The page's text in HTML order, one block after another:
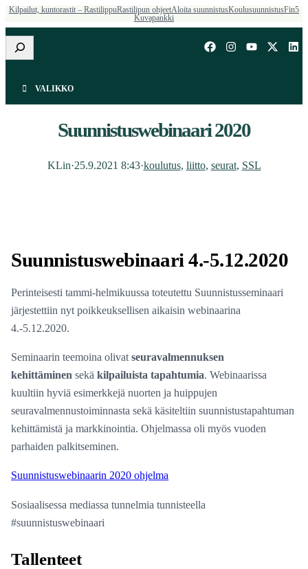
Kilpailut, kuntorastit – RastilippuRastilipun ohjeetAloita suunnistusKoulusuunnistusFin5
Kuvapankki
Etsi
VALIKKO
Suunnistuswebinaari 2020
KLin·25.9.2021 8:43·koulutus, liitto, seurat, SSL
Suunnistuswebinaari 4.-5.12.2020
Perinteisesti tammi-helmikuussa toteutettu Suunnistusseminaari
järjestettiin nyt poikkeuksellisen aikaisin webinaarina
4.-5.12.2020.
Seminaarin teemoina olivatseuravalmennuksen
kehittäminen sekäkilpailuista tapahtumia. Webinaarissa
kuultiin hyviä esimerkkejä nuorten ja huippujen
seuravalmennustoiminnasta sekä käsiteltiin suunnistustapahtuman
kehittämistä ja markkinointia. Ohjelmassa oli myös vuoden
parhaiden palkitseminen.
Suunnistuswebinaarin 2020 ohjelma
Sosiaalisessa mediassa tunnelmia tunnisteella
#suunnistuswebinaari
Tallenteet